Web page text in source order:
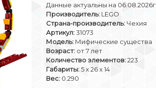
Данные актуальны на 06.08.2026г.
Производитель: LEGO
Страна-производитель: Чехия
Артикул:31073
Модель: Мифические существа
Возраст: от 7 лет
Количество элементов:223
Габариты:5 х 26 х 14
Вес: 0.290